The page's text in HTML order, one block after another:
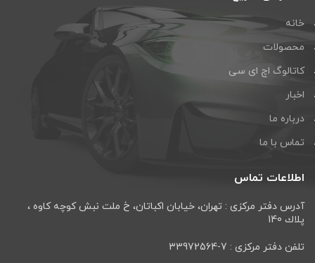
خانه
محصولات
کاتالوگ اچ ای سی
اخبار
درباره ما
تماس با ما
اطلاعات تماس
آدرس دفتر مرکزی : تهران، خيابان اكباتان، خ ملت نبش كوچه كاوه ،
پلاك 140
تلفن دفتر مرکزی : 7-33972564